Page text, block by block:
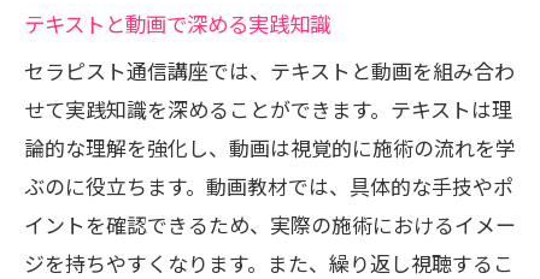
テキストと動画で深める実践知識
セラピスト通信講座では、テキストと動画を組み合わ
せて実践知識を深めることができます。テキストは理
論的な理解を強化し、動画は視覚的に施術の流れを学
ぶのに役立ちます。動画教材では、具体的な手技やポ
イントを確認できるため、実際の施術におけるイメー
ジを持ちやすくなります。また、繰り返し視聴するこ